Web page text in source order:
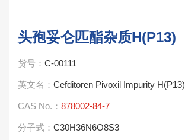
头孢妥仑匹酯杂质H(P13)
货号： C-00111
英文名： Cefditoren Pivoxil Impurity H(P13)
CAS No.： 878002-84-7
分子式： C30H36N6O8S3